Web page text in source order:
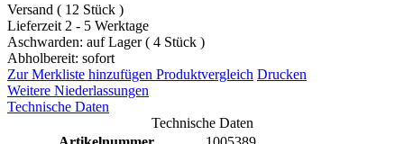
Versand ( 12 Stück )
Lieferzeit 2 - 5 Werktage
Aschwarden: auf Lager ( 4 Stück )
Abholbereit: sofort
Zur Merkliste hinzufügen Produktvergleich Drucken
Weitere Niederlassungen
Technische Daten
Technische Daten